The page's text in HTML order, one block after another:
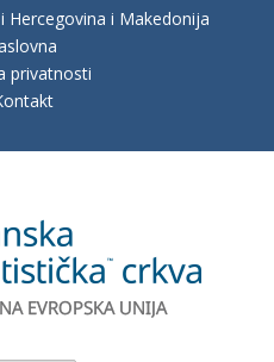
Hercegovina i Makedonija
privatnosti